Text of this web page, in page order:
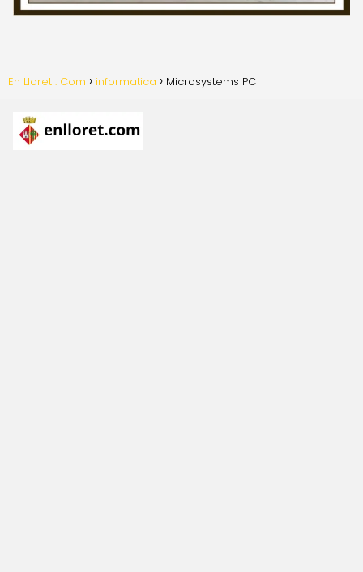
En Lloret . Com informatica Microsystems PC